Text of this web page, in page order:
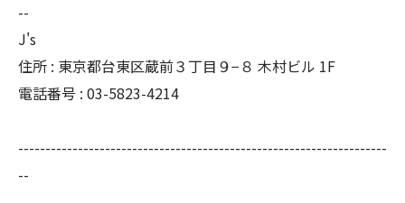
--
J's
住所 : 東京都台東区蔵前３丁目９−８ 木村ビル 1F
電話番号 : 03-5823-4214
--------------------------------------------------------------------
--